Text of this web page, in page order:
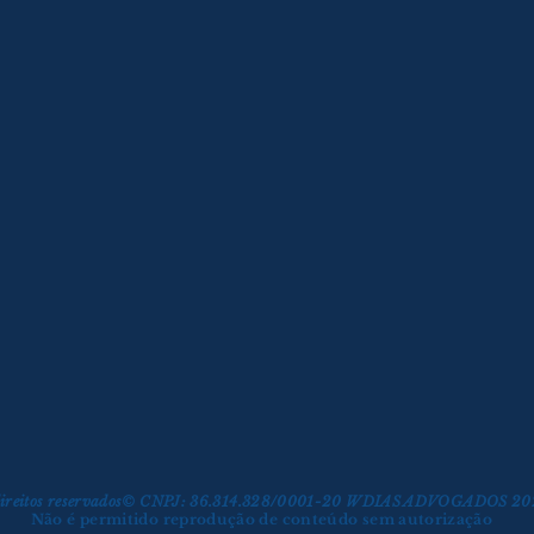
reservados© CNPJ: 36.314.328/0001-20 WDIAS ADVOGADOS
Não é permitido reprodução de conteúdo sem autorização